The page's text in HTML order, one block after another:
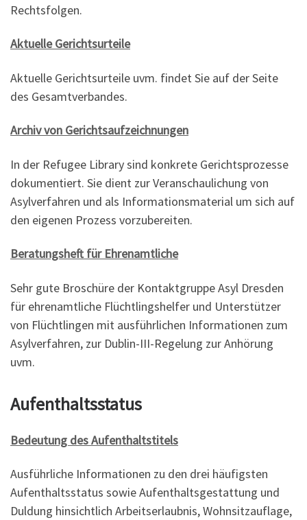
Rechtsfolgen.
Aktuelle Gerichtsurteile
Aktuelle Gerichtsurteile uvm. findet Sie auf der Seite
des Gesamtverbandes.
Archiv von Gerichtsaufzeichnungen
In der Refugee Library sind konkrete Gerichtsprozesse
dokumentiert. Sie dient zur Veranschaulichung von
Asylverfahren und als Informationsmaterial um sich auf
den eigenen Prozess vorzubereiten.
Beratungsheft für Ehrenamtliche
Sehr gute Broschüre der Kontaktgruppe Asyl Dresden
für ehrenamtliche Flüchtlingshelfer und Unterstützer
von Flüchtlingen mit ausführlichen Informationen zum
Asylverfahren, zur Dublin-III-Regelung zur Anhörung
uvm.
Aufenthaltsstatus
Bedeutung des Aufenthaltstitels
Ausführliche Informationen zu den drei häufigsten
Aufenthaltsstatus sowie Aufenthaltsgestattung und
Duldung hinsichtlich Arbeitserlaubnis, Wohnsitzauflage,